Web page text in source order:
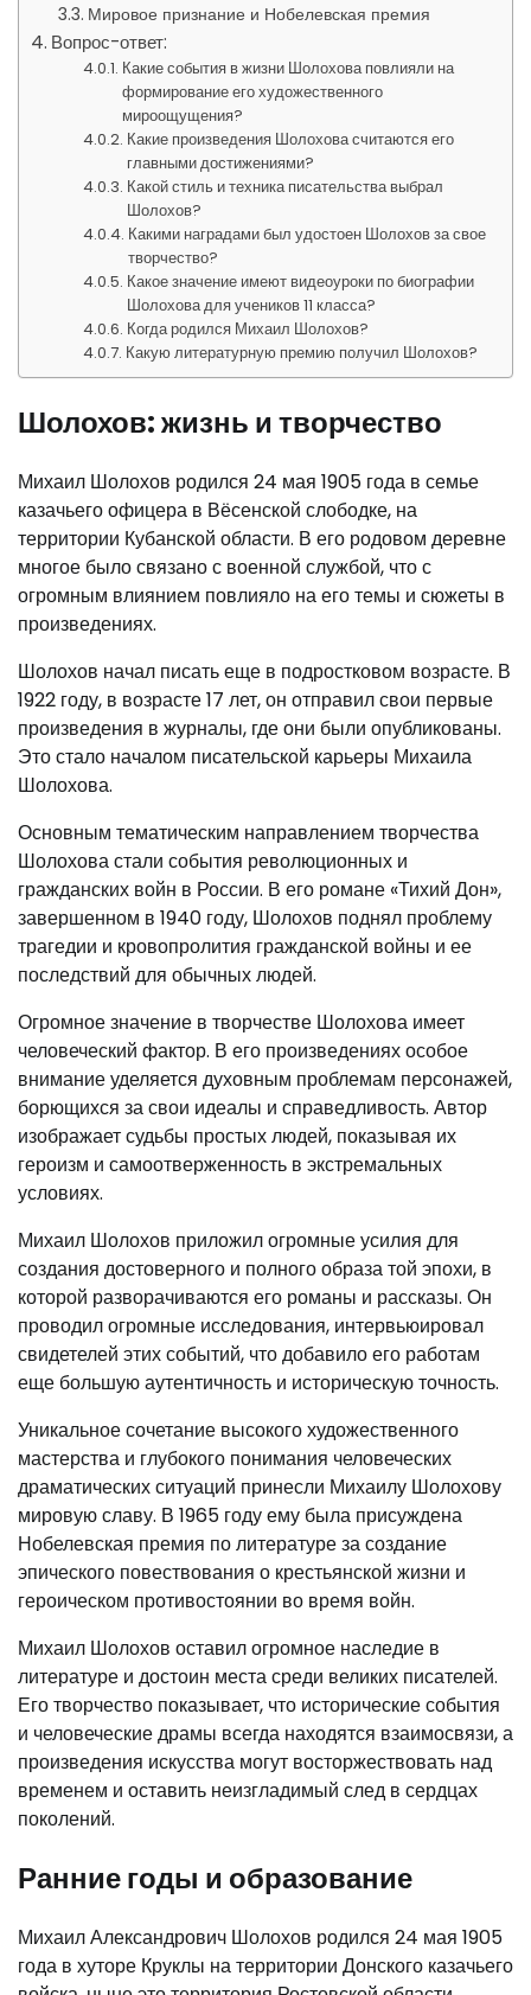
Мировое признание и Нобелевская премия
Вопрос-ответ:
Какие события в жизни Шолохова повлияли на
формирование его художественного
мироощущения?
Какие произведения Шолохова считаются его
главными достижениями?
Какой стиль и техника писательства выбрал
Шолохов?
Какими наградами был удостоен Шолохов за свое
творчество?
Какое значение имеют видеоуроки по биографии
Шолохова для учеников 11 класса?
Когда родился Михаил Шолохов?
Какую литературную премию получил Шолохов?
Шолохов: жизнь и творчество
Михаил Шолохов родился 24 мая 1905 года в семье
казачьего офицера в Вёсенской слободке, на
территории Кубанской области. В его родовом деревне
многое было связано с военной службой, что с
огромным влиянием повлияло на его темы и сюжеты в
произведениях.
Шолохов начал писать еще в подростковом возрасте. В
1922 году, в возрасте 17 лет, он отправил свои первые
произведения в журналы, где они были опубликованы.
Это стало началом писательской карьеры Михаила
Шолохова.
Основным тематическим направлением творчества
Шолохова стали события революционных и
гражданских войн в России. В его романе «Тихий Дон»,
завершенном в 1940 году, Шолохов поднял проблему
трагедии и кровопролития гражданской войны и ее
последствий для обычных людей.
Огромное значение в творчестве Шолохова имеет
человеческий фактор. В его произведениях особое
внимание уделяется духовным проблемам персонажей,
борющихся за свои идеалы и справедливость. Автор
изображает судьбы простых людей, показывая их
героизм и самоотверженность в экстремальных
условиях.
Михаил Шолохов приложил огромные усилия для
создания достоверного и полного образа той эпохи, в
которой разворачиваются его романы и рассказы. Он
проводил огромные исследования, интервьюировал
свидетелей этих событий, что добавило его работам
еще большую аутентичность и историческую точность.
Уникальное сочетание высокого художественного
мастерства и глубокого понимания человеческих
драматических ситуаций принесли Михаилу Шолохову
мировую славу. В 1965 году ему была присуждена
Нобелевская премия по литературе за создание
эпического повествования о крестьянской жизни и
героическом противостоянии во время войн.
Михаил Шолохов оставил огромное наследие в
литературе и достоин места среди великих писателей.
Его творчество показывает, что исторические события
и человеческие драмы всегда находятся взаимосвязи, а
произведения искусства могут восторжествовать над
временем и оставить неизгладимый след в сердцах
поколений.
Ранние годы и образование
Михаил Александрович Шолохов родился 24 мая 1905
года в хуторе Круклы на территории Донского казачьего